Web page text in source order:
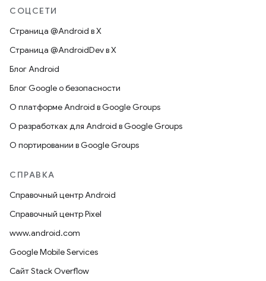
СОЦСЕТИ
Страница @Android в X
Страница @AndroidDev в X
Блог Android
Блог Google о безопасности
О платформе Android в Google Groups
О разработках для Android в Google Groups
О портировании в Google Groups
СПРАВКА
Справочный центр Android
Справочный центр Pixel
www.android.com
Google Mobile Services
Сайт Stack Overflow